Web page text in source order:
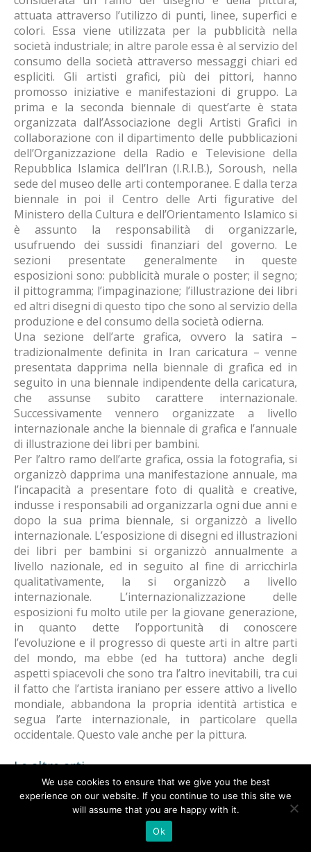
attuata attraverso l’utilizzo di punti, linee, superfici e
colori. Essa viene utilizzata per la pubblicità nella
società industriale; in altre parole essa è al servizio del
consumo della società attraverso messaggi chiari ed
espliciti. Gli artisti grafici, più dei pittori, hanno
promosso iniziative e manifestazioni di gruppo. La
prima e la seconda biennale di quest’arte è stata
organizzata dall’Associazione degli Artisti Grafici in
collaborazione con il dipartimento delle pubblicazioni
dell’Organizzazione della Radio e Televisione della
Repubblica Islamica dell’Iran (I.R.I.B.), Soroush, nella
sede del museo delle arti contemporanee. E dalla terza
biennale in poi il Centro delle Arti figurative del
Ministero della Cultura e dell’Orientamento Islamico si
è assunto la responsabilità di organizzarle,
usufruendo dei sussidi finanziari del governo. Le
sezioni presentate generalmente in queste
esposizioni sono: pubblicità murale o poster; il segno;
il pittogramma; l’impaginazione; l’illustrazione dei libri
ed altri disegni di questo tipo che sono al servizio della
produzione e del consumo della società odierna.
Una sezione dell’arte grafica, ovvero la satira –
tradizionalmente definita in Iran caricatura – venne
presentata dapprima nella biennale di grafica ed in
seguito in una biennale indipendente della caricatura,
che assunse subito carattere internazionale.
Successivamente vennero organizzate a livello
internazionale anche la biennale di grafica e l’annuale
di illustrazione dei libri per bambini.
Per l’altro ramo dell’arte grafica, ossia la fotografia, si
organizzò dapprima una manifestazione annuale, ma
l’incapacità a presentare foto di qualità e creative,
indusse i responsabili ad organizzarla ogni due anni e
dopo la sua prima biennale, si organizzò a livello
internazionale. L’esposizione di disegni ed illustrazioni
dei libri per bambini si organizzò annualmente a
livello nazionale, ed in seguito al fine di arricchirla
qualitativamente, la si organizzò a livello
internazionale. L’internazionalizzazione delle
esposizioni fu molto utile per la giovane generazione,
in quanto dette l’opportunità di conoscere
l’evoluzione e il progresso di queste arti in altre parti
del mondo, ma ebbe (ed ha tuttora) anche degli
aspetti spiacevoli che sono tra l’altro inevitabili, tra cui
il fatto che l’artista iraniano per essere attivo a livello
mondiale, abbandona la propria identità artistica e
segua l’arte internazionale, in particolare quella
occidentale. Questo vale anche per la pittura.
Le altre arti
Tra le altre esposizioni biennali, vi è quella della
ceramica. Questa mostra, ove si presentano
tantissime opere della giovane generazione, venne
organizzata molto più tardi rispetto alle altre biennali.
We use cookies to ensure that we give you the best
experience on our website. If you continue to use this site we
will assume that you are happy with it.
Ok
RIPRISTINA 🇮🇹 🇬🇧
-A Attuale: 100% +A
Alto Contrasto
Modalità Scura
Disattiva Immagini
Evidenzia Link
Modalità Lettura
Navigazione Tastiera
Lettura Vocale
Leggi
Segnala Problema